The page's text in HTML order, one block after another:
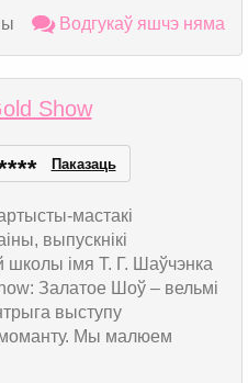
Водгукаў яшчэ няма
Show
*** Паказаць
мастакі
выпускнікі
школы імя Т. Г. Шаўчэнка
Залатое Шоў – вельмі
выступу
Мы малюем